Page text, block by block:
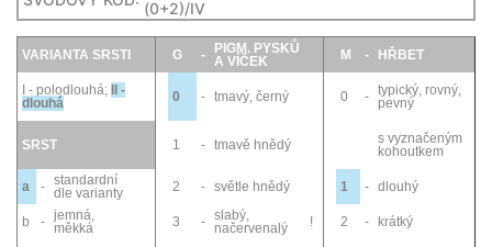
(0+2)/IV
VARIANTA SRSTI G -
PIGM. PYSKŮ
A VÍČEK
M - HŘBET
I - polodlouhá; II -
dlouhá
0 - tmavý, černý 0 - typický, rovný,
pevný
SRST 1 - tmavě hnědý
s vyznačeným
kohoutkem
a - standardní
dle varianty
2 - světle hnědý 1 - dlouhý
b - jemná,
měkká
3 - slabý,
načervenalý
! 2 - krátký